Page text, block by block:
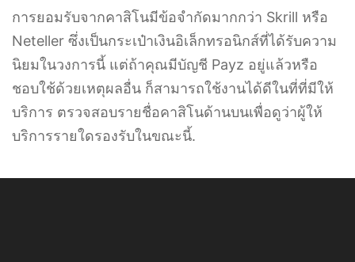
การยอมรับจากคาสิโนมีข้อจำกัดมากกว่า Skrill หรือ
Neteller ซึ่งเป็นกระเป๋าเงินอิเล็กทรอนิกส์ที่ได้รับความ
นิยมในวงการนี้ แต่ถ้าคุณมีบัญชี Payz อยู่แล้วหรือ
ชอบใช้ด้วยเหตุผลอื่น ก็สามารถใช้งานได้ดีในที่ที่มีให้
บริการ ตรวจสอบรายชื่อคาสิโนด้านบนเพื่อดูว่าผู้ให้
บริการรายใดรองรับในขณะนี้.